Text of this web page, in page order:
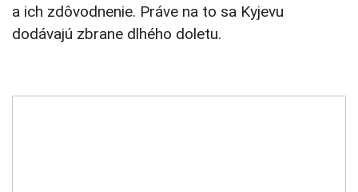
a ich zdôvodnenie. Práve na to sa Kyjevu
dodávajú zbrane dlhého doletu.